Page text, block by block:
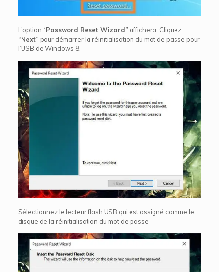
L’option “Password Reset Wizard” affichera. Cliquez
“Next” pour démarrer la réinitialisation du mot de passe pour
l’USB de Windows 8.
Sélectionnez le lecteur flash USB qui est assigné comme le
disque de la réinitialisation du mot de passe